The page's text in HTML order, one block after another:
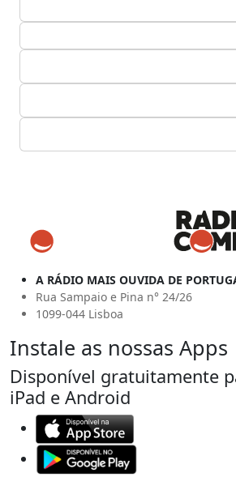
A RÁDIO MAIS OUVIDA DE
Rua Sampaio e Pina n° 24/26
1099-044 Lisboa
Instale as nossas Apps
Disponível gratuitamente
iPad e Android